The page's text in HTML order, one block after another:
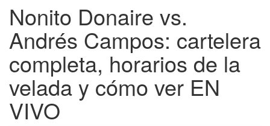
Nonito Donaire vs.
Andrés Campos: cartelera
completa, horarios de la
velada y cómo ver EN
VIVO